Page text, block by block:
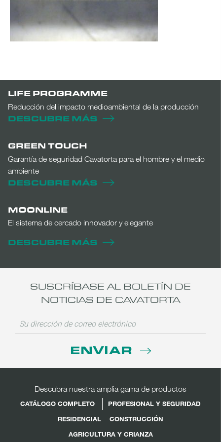
LIFE PROGRAMME
Reducción del impacto medioambiental de la producción
DESCUBRE MÁS
GREEN TOUCH
Garantía de seguridad Cavatorta para el hombre y el medio
ambiente
DESCUBRE MÁS
MOONLINE
El sistema de cercado innovador y elegante
DESCUBRE MÁS
SUSCRÍBASE AL BOLETÍN DE
NOTICIAS DE CAVATORTA
ENVIAR
Descubra nuestra amplia gama de productos
CATÁLOGO COMPLETO
PROFESIONAL Y SEGURIDAD
RESIDENCIAL
CONSTRUCCIÓN
AGRICULTURA Y CRIANZA